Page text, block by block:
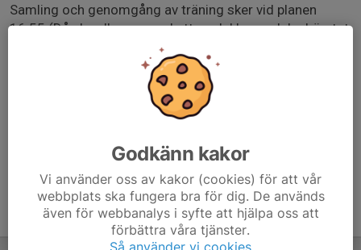
Samling och genomgång av träning sker vid planen
16:55 (Då ska alla vara ombytta och klara och ha hämtat
en boll från omklädningsrummet)
Vi delar omklädningsrum 23 med P11.
Godkänn kakor
Vi använder oss av kakor (cookies) för att vår
webbplats ska fungera bra för dig. De används
även för webbanalys i syfte att hjälpa oss att
förbättra våra tjänster.
Så använder vi cookies